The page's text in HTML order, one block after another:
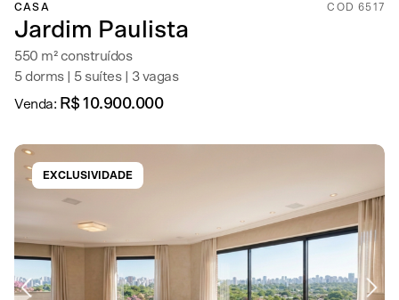
CASA COD 6517
Jardim Paulista
550 m² construídos
5 dorms | 5 suítes | 3 vagas
Venda: R$ 10.900.000
EXCLUSIVIDADE